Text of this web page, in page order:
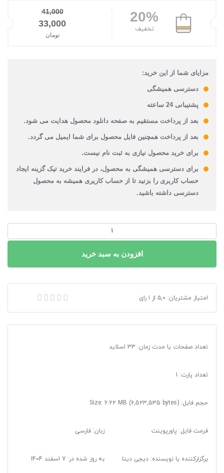
20%
تخفیف
41,000
قیمت اصلی: 41,000تومان بود.
33,000
تومان
مزایای شما از این خرید:
دسترسی همیشگی
پشتیبانی 24 ساعته
بعد از پرداخت مستقیم به صفحه دانلود محصول هدایت می شود.
بعد از پرداخت همچنین فایل محصول برای شما ایمیل می گردد.
برای خرید محصول نیازی به ثبت نام نیست.
برای دسترسی همیشگی به محصول، در فرایند خرید تیک گزینه ایجاد
حساب کاربری را بزنید تا از حساب کاریری همیشه به محصول
دسترسی داشته باشید.
آشنایی
واحد
مسکونی
افزودن به سبد خرید
پاورپوینت آشنایی با روابط فضاها در یک واحد مسکونی
امتیاز مشتریان: ۵,۰ از ۱ رای
تعداد صفحات یا مدت زمان: 33 اسلاید
تعداد پارت: 1
حجم فایل: Size: 6.22 MB (6,523,535 bytes)
فرمت فایل: پاورپوینت زبان: فارسی
برگزارکننده یا نویسنده: دیجی دیتا به روز شده در: 7 اسفند 1404